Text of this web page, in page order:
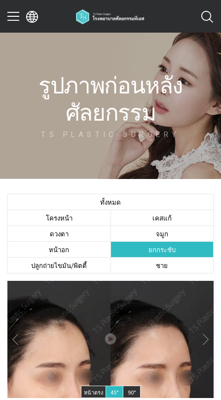
รูปภาพก่อนหลัง
ศัลยกรรม
TS PLASTIC SURGERY
ทั้งหมด
โครงหน้า
เคสแก้
ดวงตา
จมูก
หน้าอก
ยกกระชับ
ปลูกถ่ายไขมัน/พิตตี้
ชาย
หน้าตรง 45° 90°